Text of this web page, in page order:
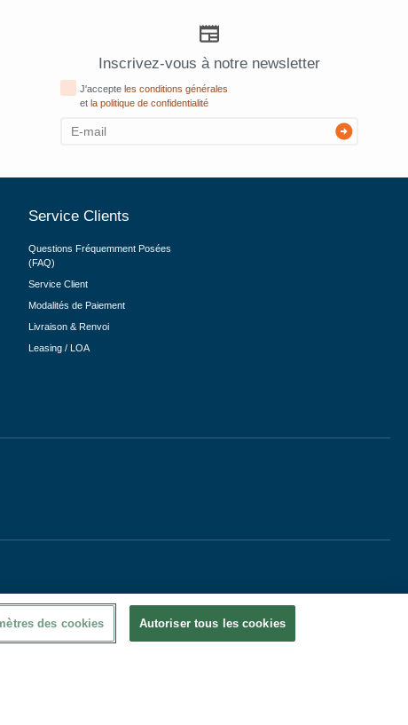
Inscrivez-vous à notre newsletter
J'accepteles conditions générales
etla politique de confidentialité
Service Clients
Questions Fréquemment Posées
(FAQ)
Service Client
Modalités de Paiement
Livraison & Renvoi
Leasing / LOA
des cookies Autoriser tous les cookies